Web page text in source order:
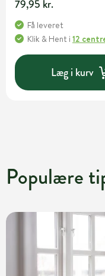
79,95 kr.
Få leveret
Klik & Hent i 12
Læg i kurv
Populære